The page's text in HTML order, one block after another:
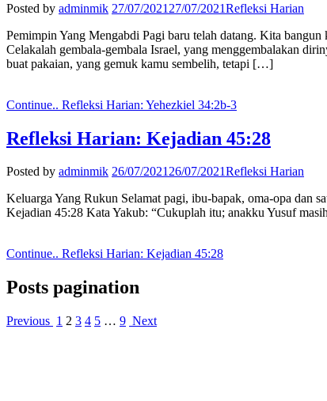
Posted by adminmik 27/07/2021 27/07/2021Refleksi Harian
Pemimpin Yang Mengabdi Pagi baru telah datang. Kita
Celakalah gembala-gembala Israel, yang menggembalakan
buat pakaian, yang gemuk kamu sembelih, tetapi […]
Continue.. Refleksi Harian: Yehezkiel 34:2b-3
Refleksi Harian: Kejadian 45:28
Posted by adminmik 26/07/202126/07/2021Refleksi Harian
Keluarga Yang Rukun Selamat pagi, ibu-bapak, oma-opa dan
Kejadian 45:28 Kata Yakub: “Cukuplah itu; anakku Yusuf
Continue.. Refleksi Harian: Kejadian 45:28
Posts pagination
Previous 1 2 3 4 5 … 9 Next